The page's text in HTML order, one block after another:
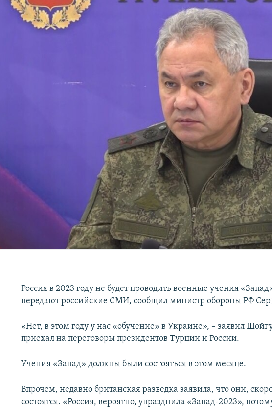
Россия в 2023 году не будет проводить военные учения
передают российские СМИ, сообщил министр обороны РФ
«Нет, в этом году у нас «обучение» в Украине», – заявил
приехал на переговоры президентов Турции и России.
Учения «Запад» должны были состояться в этом месяце.
Впрочем, недавно британская разведка заявила, что они,
состоятся. «Россия, вероятно, упразднила «Запад-2023»,